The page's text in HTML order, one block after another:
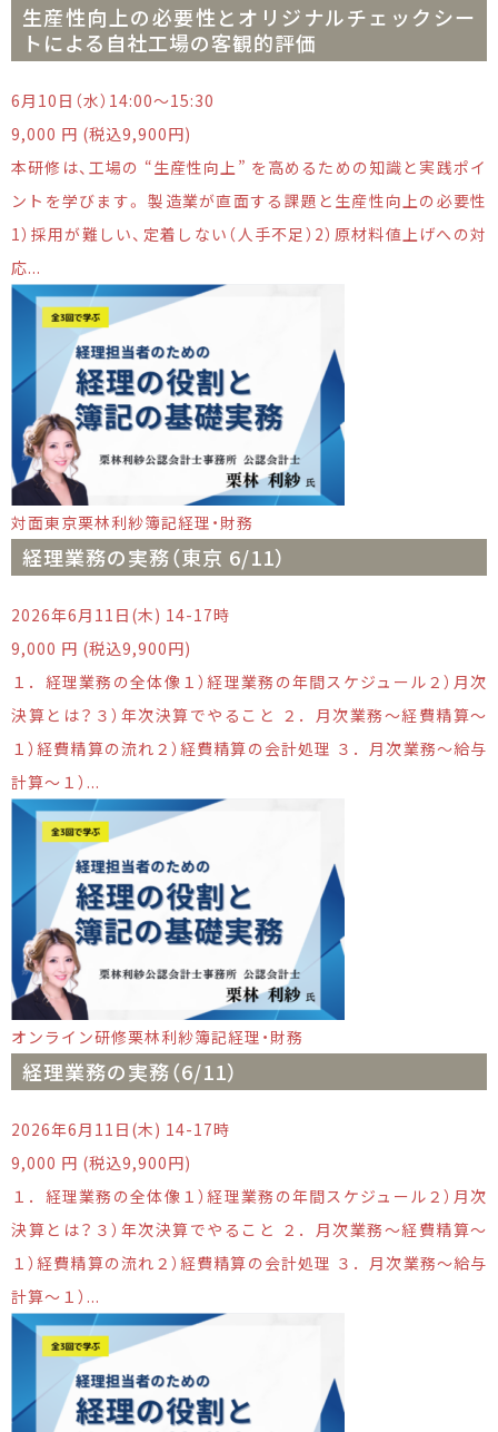
生産性向上の必要性とオリジナルチェックシー
トによる自社工場の客観的評価
6月10日（水）14:00～15:30
9,000 円 (税込9,900円)
本研修は、工場の “生産性向上” を高めるための知識と実践ポイ
ントを学びます。 製造業が直面する課題と生産性向上の必要性
1）採用が難しい、定着しない（人手不足）2）原材料値上げへの対
応...
対面東京栗林利紗簿記経理・財務
経理業務の実務（東京 6/11）
2026年6月11日(木) 14-17時
9,000 円 (税込9,900円)
１．経理業務の全体像１）経理業務の年間スケジュール２）月次
決算とは？３）年次決算でやること ２．月次業務～経費精算～
１）経費精算の流れ２）経費精算の会計処理 ３．月次業務～給与
計算～１）...
オンライン研修栗林利紗簿記経理・財務
経理業務の実務（6/11）
2026年6月11日(木) 14-17時
9,000 円 (税込9,900円)
１．経理業務の全体像１）経理業務の年間スケジュール２）月次
決算とは？３）年次決算でやること ２．月次業務～経費精算～
１）経費精算の流れ２）経費精算の会計処理 ３．月次業務～給与
計算～１）...